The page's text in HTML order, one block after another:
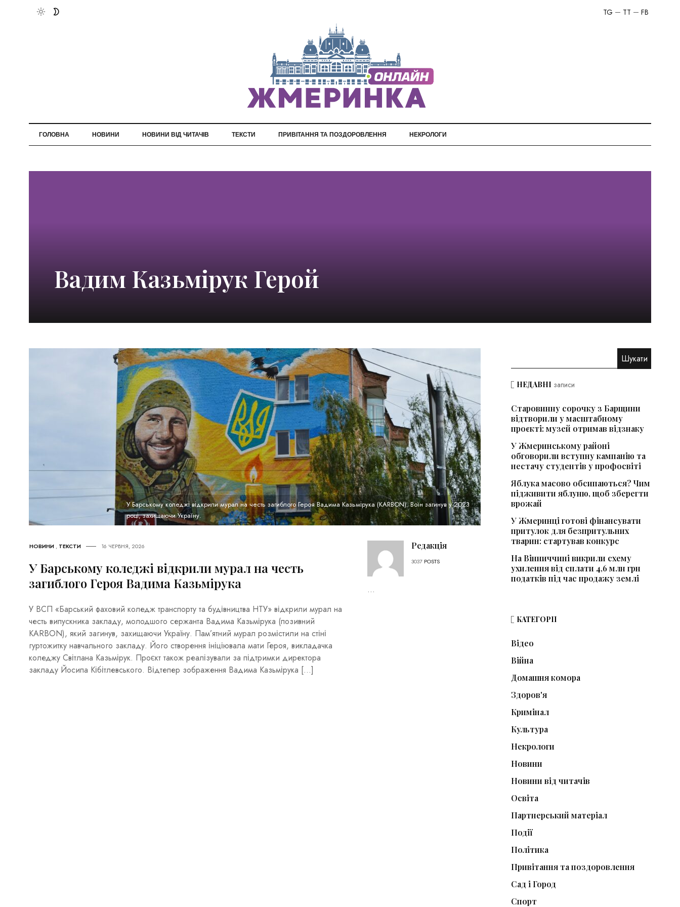
FB
TT
TG
ГОЛОВНА НОВИНИ НОВИНИ ВІД ЧИТАЧІВ ТЕКСТИ ПРИВІТАННЯ ТА ПОЗДОРОВЛЕННЯ НЕКРОЛОГИ
Вадим Казьмірук Герой
У Барському коледжі відкрили мурал на честь загиблого Героя Вадима Казьмірука (KARBON). Воїн загинув у 2023
році, захищаючи Україну.
НОВИНИ , ТЕКСТИ 16 ЧЕРВНЯ, 2026
У Барському коледжі відкрили мурал на честь
загиблого Героя Вадима Казьмірука
У ВСП «Барський фаховий коледж транспорту та будівництва НТУ» відкрили мурал на
честь випускника закладу, молодшого сержанта Вадима Казьмірука (позивний
KARBON), який загинув, захищаючи Україну. Пам’ятний мурал розмістили на стіні
гуртожитку навчального закладу. Його створення ініціювала мати Героя, викладачка
коледжу Світлана Казьмірук. Проєкт також реалізували за підтримки директора
закладу Йосипа Кібітлевського. Відтепер зображення Вадима Казьмірука […]
Редакція
3037 POSTS
...
НЕДАВНІ записи
Старовинну сорочку з Барщини
відтворили у масштабному
проєкті: музей отримав відзнаку
У Жмеринському районі
обговорили вступну кампанію та
нестачу студентів у профосвіті
Яблука масово обсипаються? Чим
підживити яблуню, щоб зберегти
врожай
У Жмеринці готові фінансувати
притулок для безпритульних
тварин: стартував конкурс
На Вінниччині викрили схему
ухилення від сплати 4,6 млн грн
податків під час продажу землі
КАТЕГОРІЇ
Відео
Війна
Домашня комора
Здоров'я
Кримінал
Культура
Некрологи
Новини
Новини від читачів
Освіта
Партнерський матеріал
Події
Політика
Привітання та поздоровлення
Сад і Город
Спорт